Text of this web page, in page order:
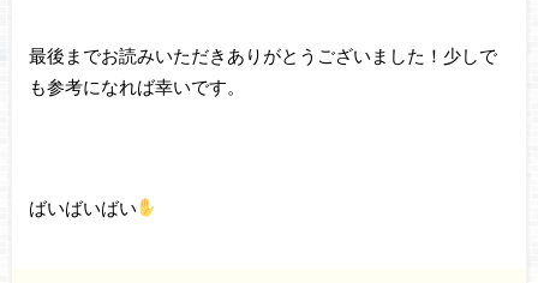
最後までお読みいただきありがとうございました！少しで
も参考になれば幸いです。
ばいばいばい